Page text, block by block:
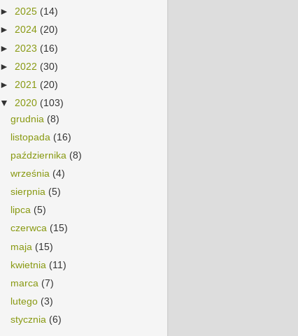
► 2025 (14)
► 2024 (20)
► 2023 (16)
► 2022 (30)
► 2021 (20)
▼ 2020 (103)
grudnia (8)
listopada (16)
października (8)
września (4)
sierpnia (5)
lipca (5)
czerwca (15)
maja (15)
kwietnia (11)
marca (7)
lutego (3)
stycznia (6)